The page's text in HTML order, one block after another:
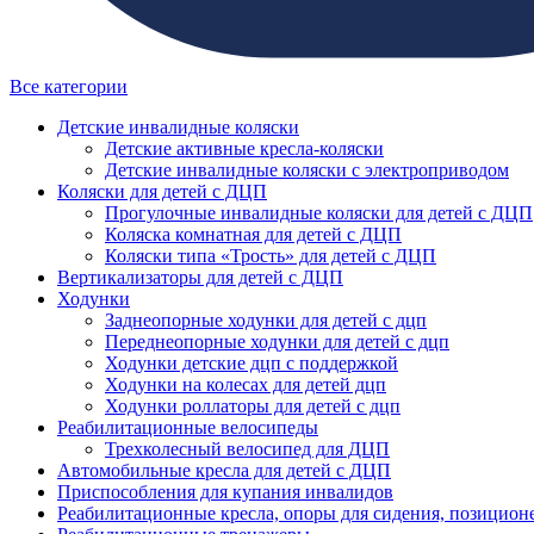
Все категории
Детские инвалидные коляски
Детские активные кресла-коляски
Детские инвалидные коляски с электроприводом
Коляски для детей с ДЦП
Прогулочные инвалидные коляски для детей с ДЦП
Коляска комнатная для детей с ДЦП
Коляски типа «Трость» для детей с ДЦП
Вертикализаторы для детей с ДЦП
Ходунки
Заднеопорные ходунки для детей с дцп
Переднеопорные ходунки для детей с дцп
Ходунки детские дцп с поддержкой
Ходунки на колесах для детей дцп
Ходунки роллаторы для детей с дцп
Реабилитационные велосипеды
Трехколесный велосипед для ДЦП
Автомобильные кресла для детей с ДЦП
Приспособления для купания инвалидов
Реабилитационные кресла, опоры для сидения,